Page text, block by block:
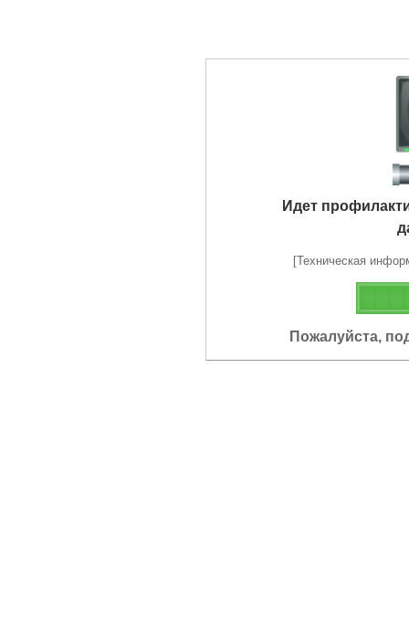
Идет
[Техническая
Пожалуйста,